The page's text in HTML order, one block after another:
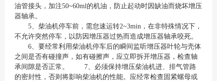
油管接头，加注50~60ml的机油，防止起动时因缺油而烧坏增压
器轴承。
5、柴油机停车前，需怠速运转2~3min，在非特殊情况下，
不允许突然停车，以防因增压器过热而造成增压器轴承咬死。
6、要经常利用柴油机停车后的瞬间监听增压器叶轮与壳体
之间是否有碰撞声，如有碰擦声，应立即拆开增压器，检查轴
承间隙是否正常。 7、必须保持增压柴油机进、排气管路
的密封性，否则将影响柴油机的性能。应经常检查固紧螺母或